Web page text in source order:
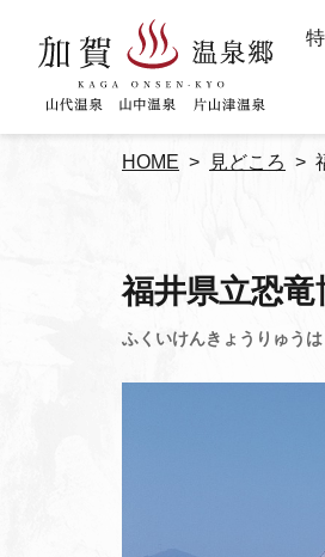
HOME 見どころ
福井県立恐竜